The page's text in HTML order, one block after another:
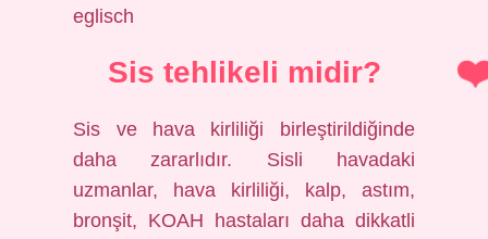
eglisch
Sis tehlikeli midir?
Sis ve hava kirliliği birleştirildiğinde
daha zararlıdır. Sisli havadaki
uzmanlar, hava kirliliği, kalp, astım,
bronşit, KOAH hastaları daha dikkatli